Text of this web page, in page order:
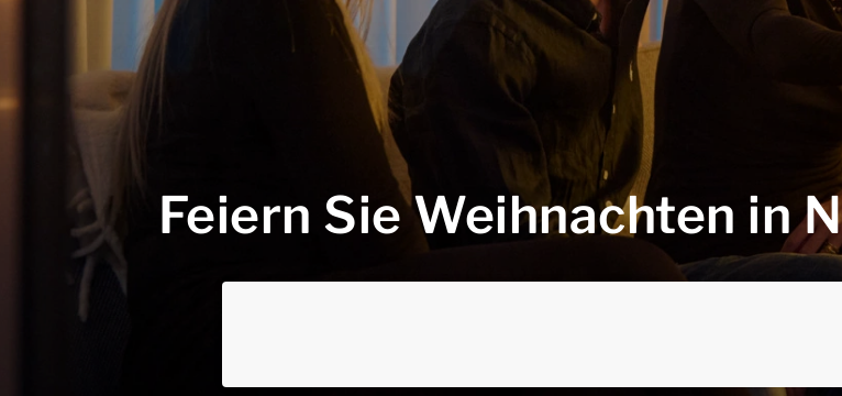
Feiern Sie Weihnachten in